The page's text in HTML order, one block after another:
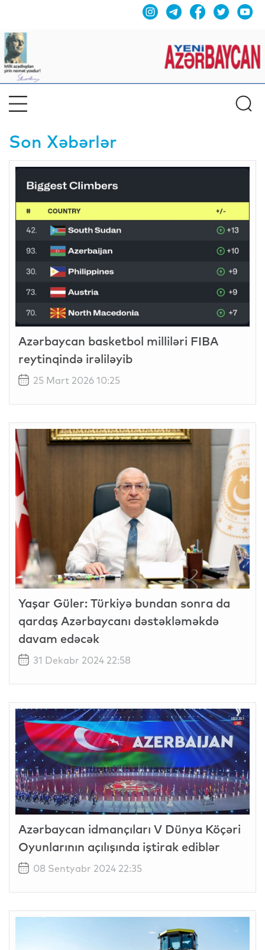
Son Xəbərlər
Azərbaycan basketbol milliləri FIBA
reytinqində irəliləyib
25 Mart 2026 10:25
Yaşar Güler: Türkiyə bundan sonra da
qardaş Azərbaycanı dəstəkləməkdə
davam edəcək
31 Dekabr 2024 22:58
Azərbaycan idmançıları V Dünya Köçəri
Oyunlarının açılışında iştirak ediblər
08 Sentyabr 2024 22:35